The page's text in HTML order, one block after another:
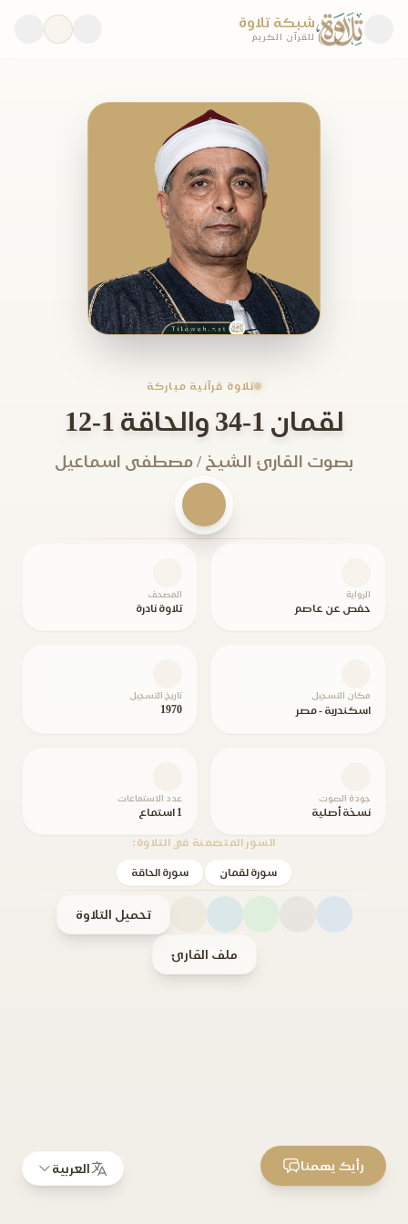
شبكة تلاوة
للقرآن الكريم
تلاوة قرآنية مباركة
لقمان 1-34 والحاقة 1-12
بصوت القارئ الشيخ / مصطفى اسماعيل
الرواية
حفص عن عاصم
المصحف
تلاوة نادرة
مكان التسجيل
اسكندرية - مصر
تاريخ التسجيل
1970
جودة الصوت
نسخة أصلية
عدد الاستماعات
1 استماع
السور المتضمنة في التلاوة:
سورة لقمان سورة الحاقة
تحميل التلاوة
ملف القارئ
العربية رأيك يهمنا